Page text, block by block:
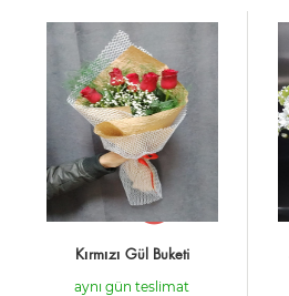
Kırmızı Gül Buketi
aynı gün teslimat